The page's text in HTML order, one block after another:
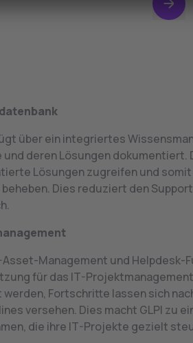
über ein integriertes
und deren Lösungen
Lösungen zugreifen und
Dies reduziert den
Asset-Management und Helpdesk-
für das IT-
Fortschritte lassen sich
versehen. Dies macht GLPI zu
die ihre IT-Projekte gezielt